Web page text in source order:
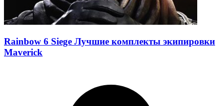
Rainbow 6 Siege Лучшие комплекты экипировки
Maverick